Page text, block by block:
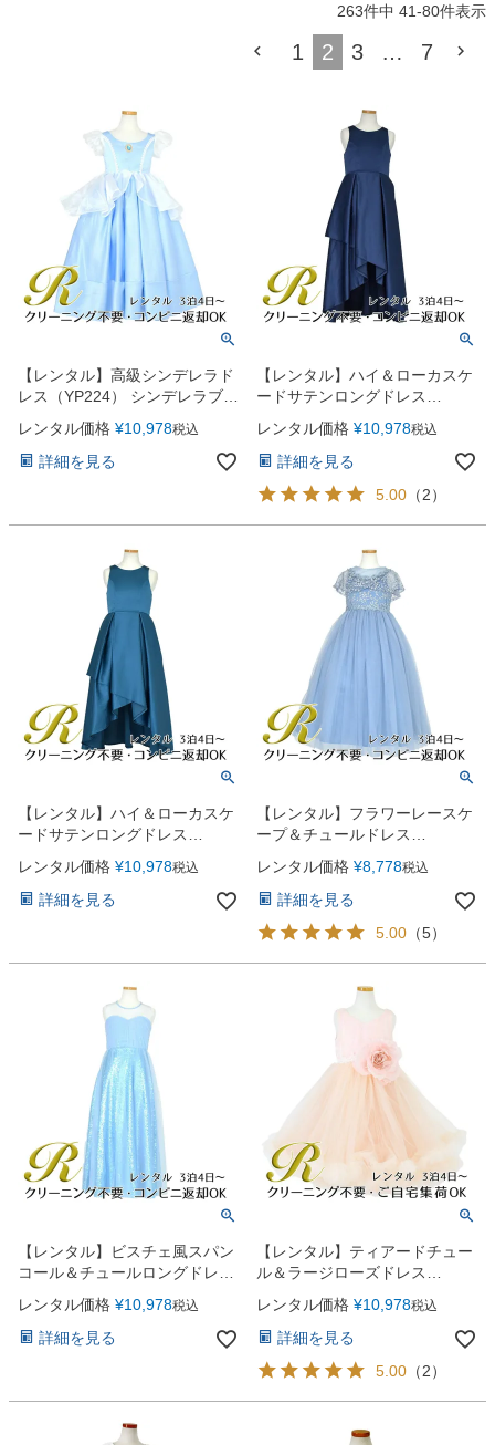
Web または お電話
ヘアメイク・着付け
スタジオを予約 →
263件中 41-80件表示
1 2 3 … 7
【レンタル】高級シンデレラド
レス（YP224） シンデレラブル
レンタル価格 ¥10,978税込
詳細を見る
【レンタル】ハイ＆ローカスケ
ードサテンロングドレス
（YP223） ネイビー
レンタル価格 ¥10,978税込
詳細を見る
5.00 （2）
【レンタル】ハイ＆ローカスケ
ードサテンロングドレス
（YP223） ピーコック
レンタル価格 ¥10,978税込
詳細を見る
【レンタル】フラワーレースケ
ープ＆チュールドレス
（YP222） ブルーグレー
レンタル価格 ¥8,778税込
詳細を見る
5.00 （5）
【レンタル】ビスチェ風スパン
コール＆チュールロングドレス
（YP221） ベビーブルー
レンタル価格 ¥10,978税込
詳細を見る
【レンタル】ティアードチュー
ル＆ラージローズドレス
(YP220)ピンク
レンタル価格 ¥10,978税込
詳細を見る
5.00 （2）